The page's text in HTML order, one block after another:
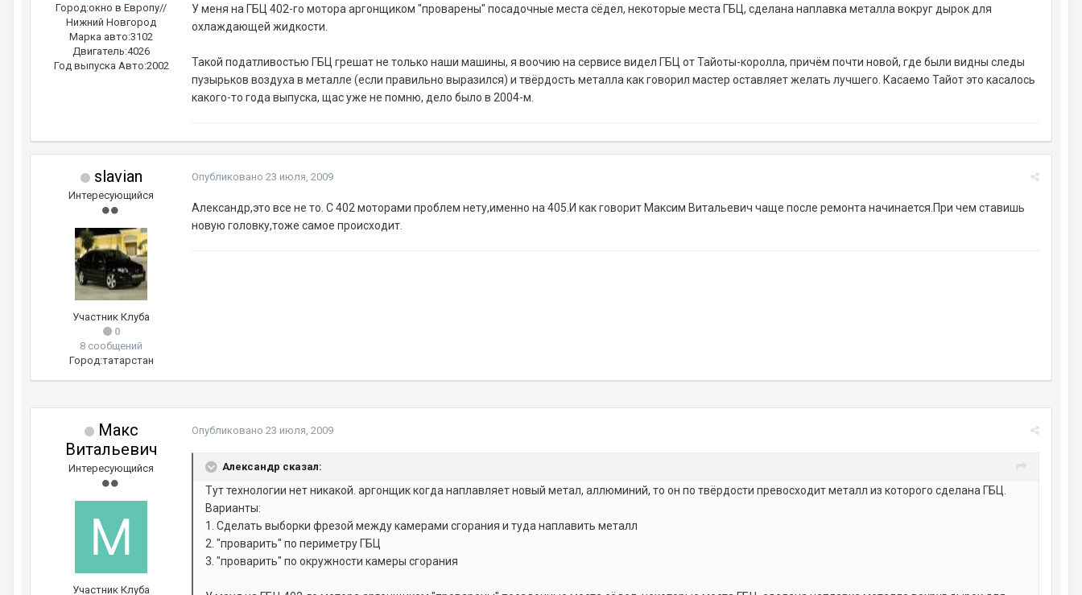
Город:окно в Европу//
Нижний Новгород
Марка авто:3102
Двигатель:4026
Год выпуска Авто:2002
У меня на ГБЦ 402-го мотора аргонщиком "проварены" посадочные места сёдел, некоторые места ГБЦ, сделана наплавка металла вокруг дырок для
охлаждающей жидкости.
Такой податливостью ГБЦ грешат не только наши машины, я воочию на сервисе видел ГБЦ от Тайоты-королла, причём почти новой, где были видны следы
пузырьков воздуха в металле (если правильно выразился) и твёрдость металла как говорил мастер оставляет желать лучшего. Касаемо Тайот это касалось
какого-то года выпуска, щас уже не помню, дело было в 2004-м.
slavian
Интересующийся
Участник Клуба
0
8 сообщений
Город:татарстан
Опубликовано 23 июля, 2009
Александр,это все не то. С 402 моторами проблем нету,именно на 405.И как говорит Максим Витальевич чаще после ремонта начинается.При чем ставишь
новую головку,тоже самое происходит.
Макс
Витальевич
Интересующийся
Участник Клуба
Опубликовано 23 июля, 2009
Александр сказал:
Тут технологии нет никакой. аргонщик когда наплавляет новый метал, аллюминий, то он по твёрдости превосходит металл из которого сделана ГБЦ.
Варианты:
1. Сделать выборки фрезой между камерами сгорания и туда наплавить металл
2. "проварить" по периметру ГБЦ
3. "проварить" по окружности камеры сгорания